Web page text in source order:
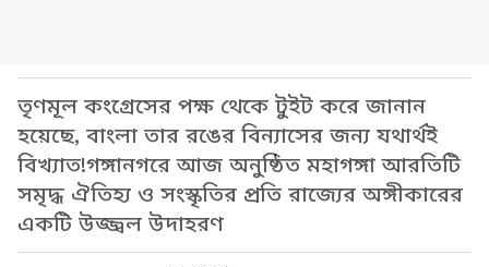
তৃণমূল কংগ্রেসের পক্ষ থেকে টুইট করে জানান
হয়েছে, বাংলা তার রঙের বিন্যাসের জন্য যথার্থই
বিখ্যাত!গঙ্গানগরে আজ অনুষ্ঠিত মহাগঙ্গা আরতিটি
সমৃদ্ধ ঐতিহ্য ও সংস্কৃতির প্রতি রাজ্যের অঙ্গীকারের
একটি উজ্জ্বল উদাহরণ